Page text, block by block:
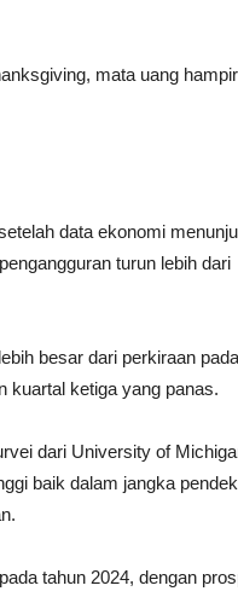
mata uang
data ekonomi
turun lebih dari
besar dari perkiraan
kuartal ketiga yang panas.
dari University of
baik dalam jangka pendek
tahun 2024, dengan